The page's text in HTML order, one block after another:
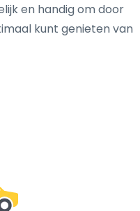
en handig om door
kunt genieten van